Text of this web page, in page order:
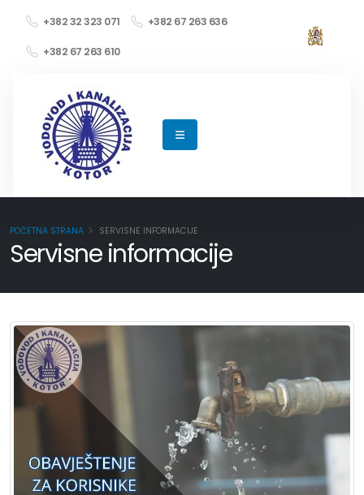
+382 32 323 071 +382 67 263 636
+382 67 263 610
POČETNA STRANA SERVISNE INFORMACIJE
Servisne informacije